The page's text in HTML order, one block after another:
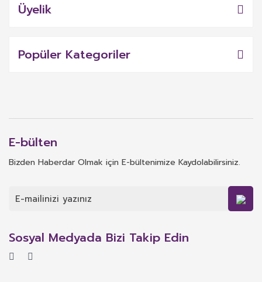
Üyelik
Popüler Kategoriler
E-bülten
Bizden Haberdar Olmak için E-bültenimize Kaydolabilirsiniz.
Sosyal Medyada Bizi Takip Edin